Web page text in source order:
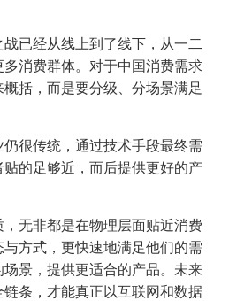
已经从线上到了线下，从一二
消费群体。对于中国消费需求
括，而是要分级、分场景满足
很传统，通过技术手段最终需
的足够近，而后提供更好的产
无非都是在物理层面贴近消费
方式，更快速地满足他们的需
景，提供更适合的产品。未来
条，才能真正以互联网和数据